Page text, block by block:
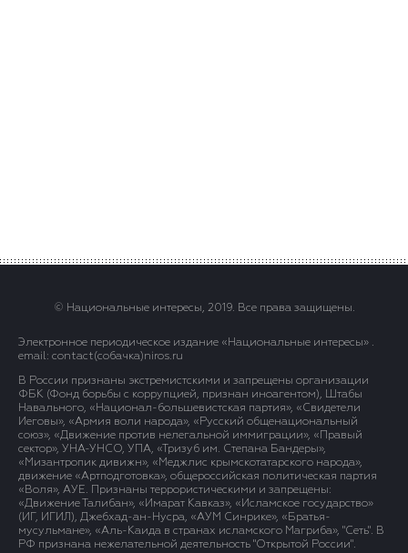
© Национальные интересы, 2019. Все права защищены.
Электронное периодическое издание «Национальные интересы» .
email: contact(сoбaчка)niros.ru
В России признаны экстремистскими и запрещены организации
ФБК (Фонд борьбы с коррупцией, признан иноагентом), Штабы
Навального, «Национал-большевистская партия», «Свидетели
Иеговы», «Армия воли народа», «Русский общенациональный
союз», «Движение против нелегальной иммиграции», «Правый
сектор», УНА-УНСО, УПА, «Тризуб им. Степана Бандеры»,
«Мизантропик дивижн», «Меджлис крымскотатарского народа»,
движение «Артподготовка», общероссийская политическая партия
«Воля», АУЕ. Признаны террористическими и запрещены:
«Движение Талибан», «Имарат Кавказ», «Исламское государство»
(ИГ, ИГИЛ), Джебхад-ан-Нусра, «АУМ Синрике», «Братья-
мусульмане», «Аль-Каида в странах исламского Магриба», "Сеть". В
РФ признана нежелательной деятельность "Открытой России".